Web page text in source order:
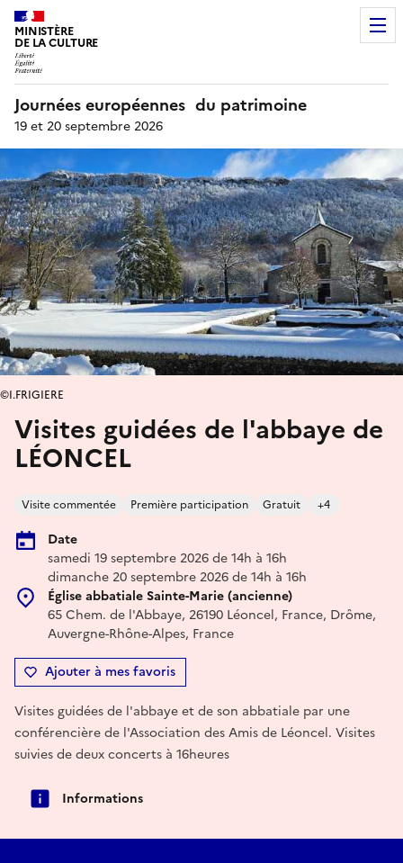
MINISTÈRE
DE LA CULTURE
Journées européennes du patrimoine
19 et 20 septembre 2026
Visites guidées de l'abbaye de
LÉONCEL
Visite commentée Première participation Gratuit +4
Date
samedi 19 septembre 2026 de 14h à 16h
dimanche 20 septembre 2026 de 14h à 16h
Église abbatiale Sainte-Marie (ancienne)
65 Chem. de l'Abbaye, 26190 Léoncel, France, Drôme,
Auvergne-Rhône-Alpes, France
Ajouter à mes favoris
©I.FRIGIERE
Visites guidées de l'abbaye et de son abbatiale par une
conférencière de l'Association des Amis de Léoncel. Visites
suivies de deux concerts à 16heures
Informations